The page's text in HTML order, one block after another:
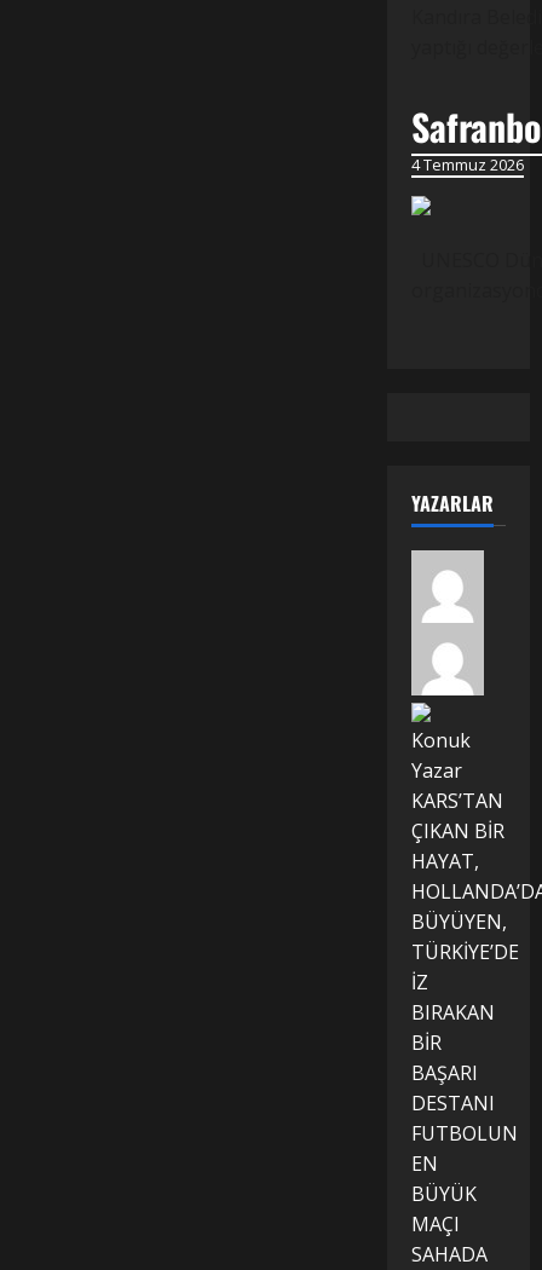
4 Temmuz 2026
YAZARLAR
Konuk
Yazar
KARS’TAN
ÇIKAN BİR
HAYAT,
BÜYÜYEN,
TÜRKİYE’DE
İZ
BIRAKAN
BİR
BAŞARI
DESTANI
FUTBOLUN
EN
BÜYÜK
MAÇI
SAHADA